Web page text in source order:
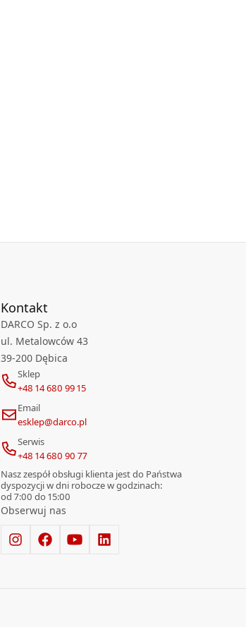
Kontakt
DARCO Sp. z o.o
ul. Metalowców 43
39-200 Dębica
Sklep
+48 14 680 99 15
Email
esklep@darco.pl
Serwis
+48 14 680 90 77
Nasz zespół obsługi klienta jest do Państwa
dyspozycji w dni robocze w godzinach:
od 7:00 do 15:00
Obserwuj nas